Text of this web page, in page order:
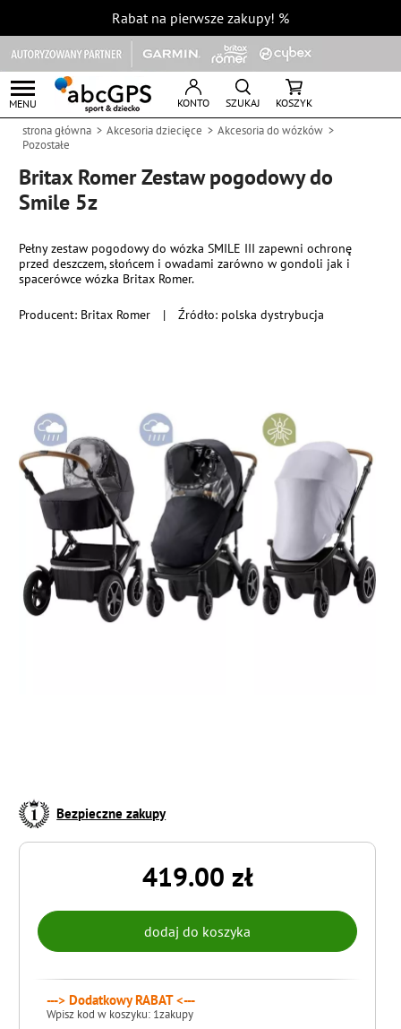
Rabat na pierwsze zakupy! %
MENU KONTO SZUKAJ KOSZYK
strona główna Akcesoria dziecięce
Akcesoria do wózków
Pozostałe
Britax Romer Zestaw pogodowy do
Smile 5z
Producent: Britax Romer | Źródło: polska dystrybucja
Pełny zestaw pogodowy do wózka SMILE III zapewni ochronę
przed deszczem, słońcem i owadami zarówno w gondoli jak i
spacerówce wózka Britax Romer.
Bezpieczne zakupy
419.00 zł
---> Dodatkowy RABAT <---
Wpisz kod w koszyku: 1zakupy